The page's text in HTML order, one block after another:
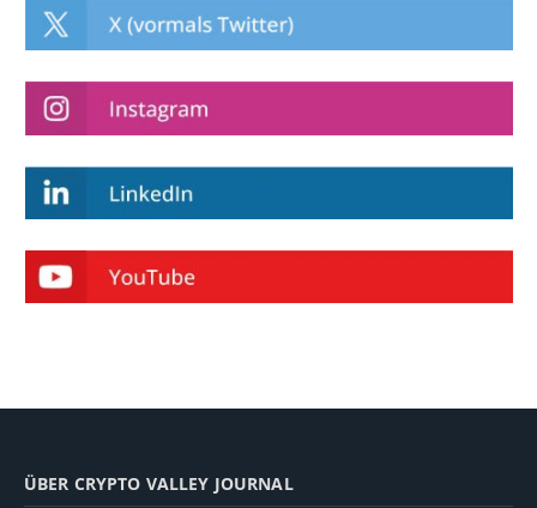
ÜBER CRYPTO VALLEY JOURNAL